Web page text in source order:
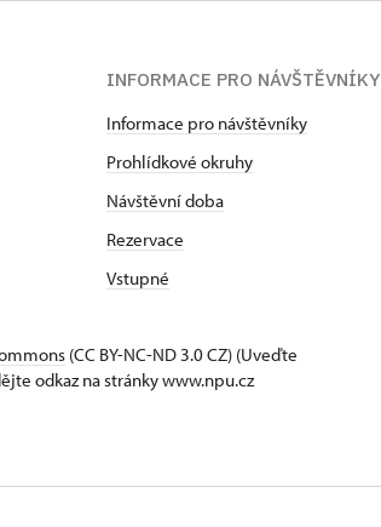
INFORMACE PRO NÁVŠTĚVNÍKY
Informace pro návštěvníky
Prohlídkové okruhy
Návštěvní doba
Rezervace
Vstupné
(CC BY-NC-ND 3.0 CZ) (Uveďte
odkaz na stránky www.npu.cz